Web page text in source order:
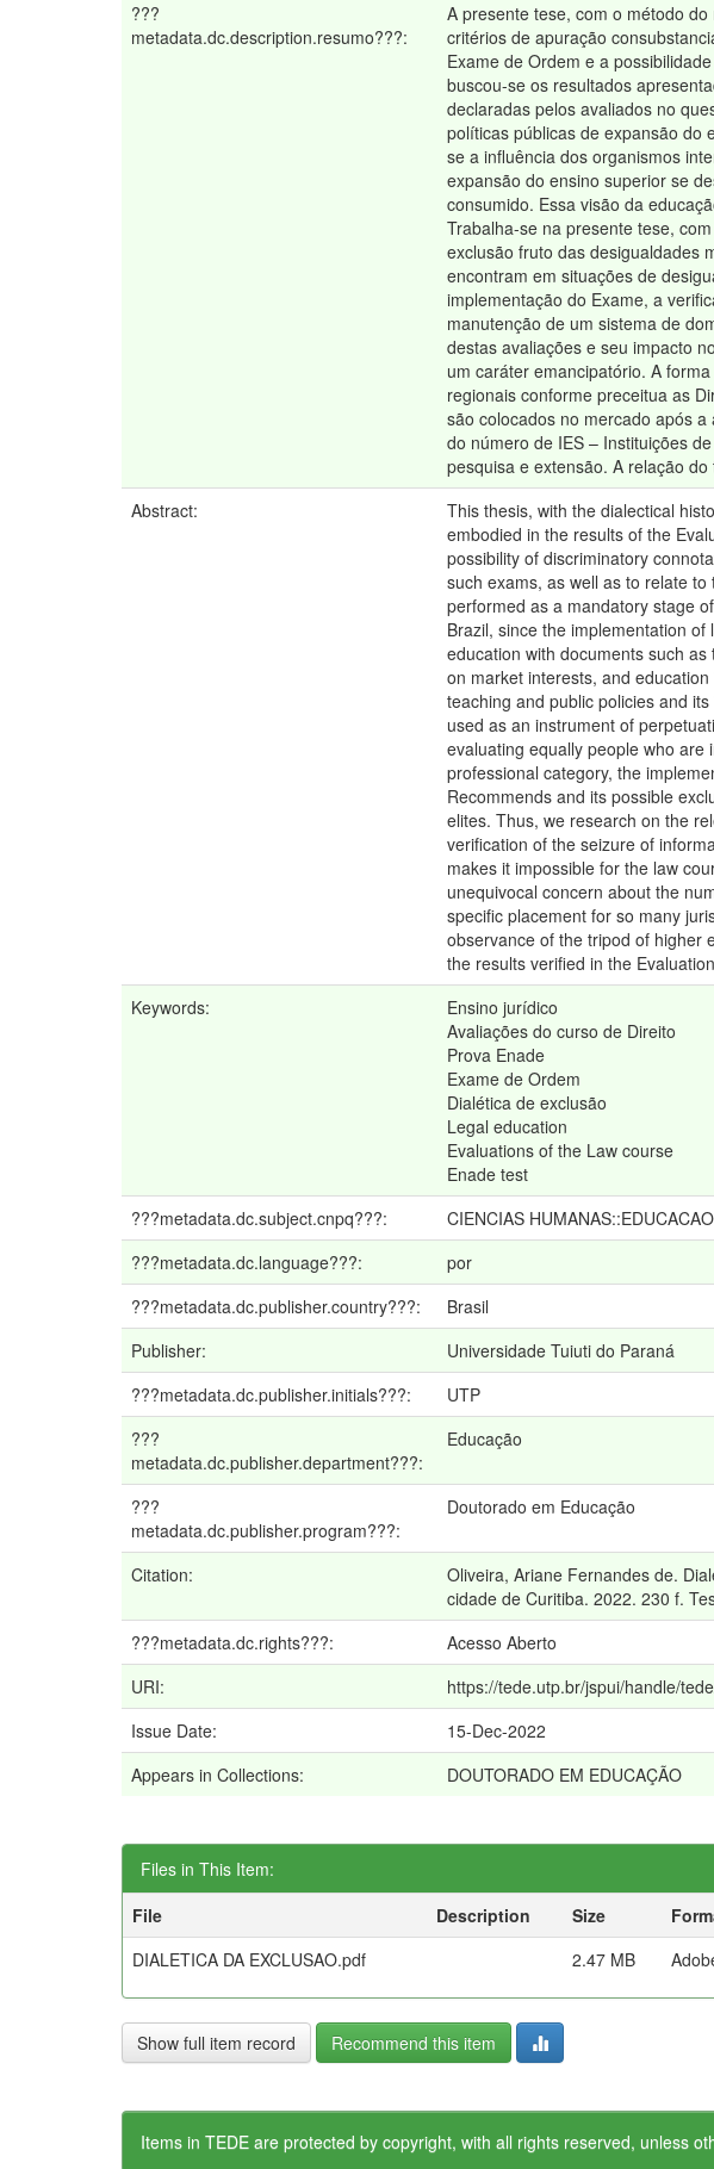
???
metadata.dc.description.resumo???:
A presente tese, com o método
critérios de apuração
Exame de Ordem e a
buscou-se os resultados
declaradas pelos avaliados no
políticas públicas de expansão do
se a influência dos organismos
expansão do ensino superior se
consumido. Essa visão da
Trabalha-se na presente tese,
exclusão fruto das desigualdades
encontram em situações de
implementação do Exame, a
manutenção de um sistema de
destas avaliações e seu impacto
um caráter emancipatório. A
regionais conforme preceitua as
são colocados no mercado após
do número de IES – Instituições
pesquisa e extensão. A relação
Abstract:
This thesis, with the dialectical
embodied in the results of the
possibility of discriminatory
such exams, as well as to relate
performed as a mandatory stage
Brazil, since the implementation
education with documents such
on market interests, and
teaching and public policies and
used as an instrument of
evaluating equally people who
professional category, the
Recommends and its possible
elites. Thus, we research on the
verification of the seizure of
makes it impossible for the law
unequivocal concern about the
specific placement for so many
observance of the tripod of higher
the results verified in the
Keywords:
Ensino jurídico
Avaliações do curso de Direito
Prova Enade
Exame de Ordem
Dialética de exclusão
Legal education
Evaluations of the Law course
Enade test
???metadata.dc.subject.cnpq???:
CIENCIAS HUMANAS::EDUCACAO
???metadata.dc.language???:
por
???metadata.dc.publisher.country???:
Brasil
Publisher:
Universidade Tuiuti do Paraná
???metadata.dc.publisher.initials???:
UTP
???
metadata.dc.publisher.department???:
Educação
???
metadata.dc.publisher.program???:
Doutorado em Educação
Citation:
Oliveira, Ariane Fernandes de.
cidade de Curitiba. 2022. 230 f.
???metadata.dc.rights???:
Acesso Aberto
URI:
https://tede.utp.br/jspui/handle/
Issue Date:
15-Dec-2022
Appears in Collections:
DOUTORADO EM EDUCAÇÃO
Files in This Item:
File
Description Size
DIALETICA DA EXCLUSAO.pdf
2.47 MB
Show full item record Recommend this item
Items in TEDE are protected by copyright, with all rights reserved, unless